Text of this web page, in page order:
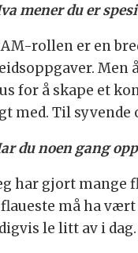
mener du er
rollen er en
for å skape et
med. Til syvende
du noen gang
har gjort mange
må ha
le litt av i dag.